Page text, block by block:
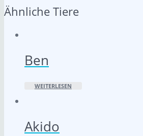
Ähnliche Tiere
Ben
WEITERLESEN
Akido